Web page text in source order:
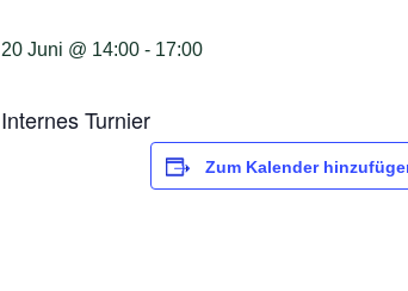
20 Juni @ 14:00 - 17:00
Internes Turnier
Zum Kalender